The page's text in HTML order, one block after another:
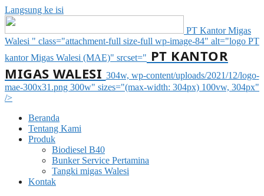
Langsung ke isi
PT Kantor Migas
Walesi " class="attachment-full size-full wp-image-84" alt="logo PT
kantor Migas Walesi (MAE)" srcset=" PT KANTOR
MIGAS WALESI 304w, wp-content/uploads/2021/12/logo-
mae-300x31.png 300w" sizes="(max-width: 304px) 100vw, 304px"
/>
Beranda
Tentang Kami
Produk
Biodiesel B40
Bunker Service Pertamina
Tangki migas Walesi
Kontak